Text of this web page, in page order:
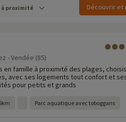
proximité Découvrir
- Vendée (85)
en famille à proximité des plages,
avec ses logements tout confort et
pour petits et grands
Parc aquatique avec toboggans